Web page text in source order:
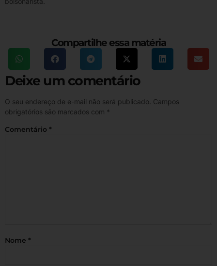
Compartilhe essa matéria
Deixe um comentário
O seu endereço de e-mail não será publicado. Campos
obrigatórios são marcados com *
Comentário *
Nome *